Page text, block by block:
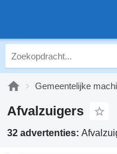
Gemeentelijke
Afvalzuigers
32 advertenties: